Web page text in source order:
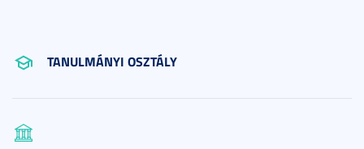
TANULMÁNYI OSZTÁLY